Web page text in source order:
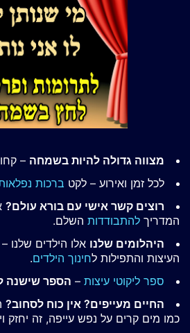
מצווה גדולה להיות בשמחה –
לכל זמן ואירוע – לקט ברכות
רוצים קשר אישי עם בורא עולם?
המדריך להתבודדות השלם.
היהלומים שלנו אלו הילדים שלנו
העיצות והתפילות לחינוך הילדים.
ספר ליקוטי עיצות – הספר שישנה
החיים מעייפים? אין כוח לסחוב?
כמו מים קרים על נפש עייפה, זה יחזק